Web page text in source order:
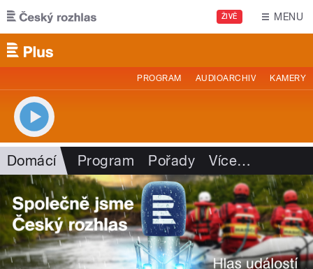
Přejít k hlavnímu obsahu
ŽIVĚ MENU
PROGRAM AUDIOARCHIV KAMERY
Domácí Program Pořady Více…